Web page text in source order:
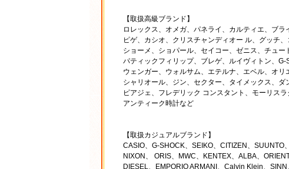
【取扱高級ブランド】
ロレックス、オメガ、パネライ、カルティエ、ブ
ピゲ、カシオ、クリスチャンディオー ル、グッチ
ショーメ、ショパール、セイコー、ゼニス、チュ
パティックフィリップ、ブレゲ、ルイヴィトン、
ウェンガー、ウォルサム、エテルナ、エベル、オ
シャリオール、ジン、セクター、タイメックス、
ピアジェ、フレデリック コンスタント、モーリス
アンティーク時計など
【取扱カジュアルブランド】
CASIO、G-SHOCK、SEIKO、CITIZEN、SUUNTO
NIXON、 ORIS、MWC、KENTEX、ALBA、
DIESEL、EMPORIO ARMANI、Calvin Klein、